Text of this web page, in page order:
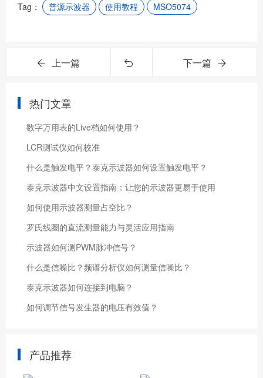
Tag： 普源示波器 使用教程 MSO5074
上一篇 下一篇
热门文章
数字万用表的Live档如何使用？
LCR测试仪如何校准
什么是触发电平？泰克示波器如何设置触发电平？
泰克示波器中文设置指南：让您的示波器更易于使用
如何使用示波器测量占空比？
罗氏线圈的直流测量能力与灵活应用指南
示波器如何测PWM脉冲信号？
什么是信噪比？频谱分析仪如何测量信噪比？
泰克示波器如何连接到电脑？
如何调节信号发生器的电压有效值？
产品推荐